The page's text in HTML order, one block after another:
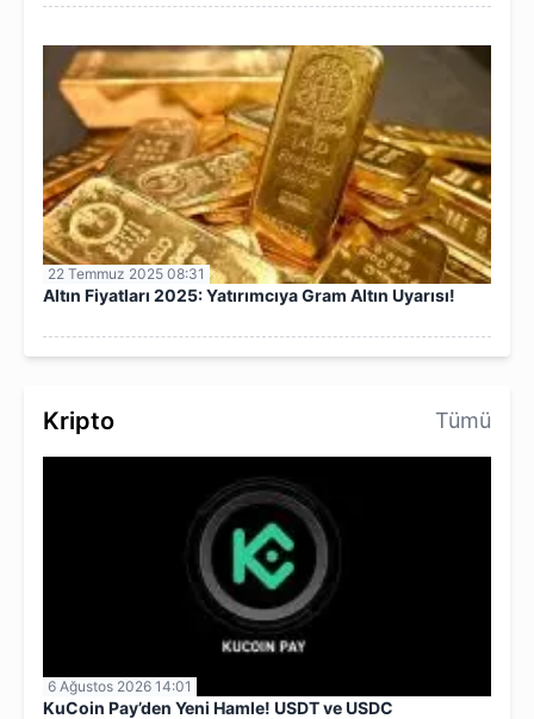
22 Temmuz 2025 08:31
Altın Fiyatları 2025: Yatırımcıya Gram Altın Uyarısı!
Kripto Tümü
6 Ağustos 2026 14:01
KuCoin Pay’den Yeni Hamle! USDT ve USDC